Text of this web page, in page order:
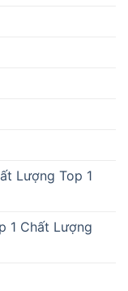
Lượng Top 1
1 Chất Lượng